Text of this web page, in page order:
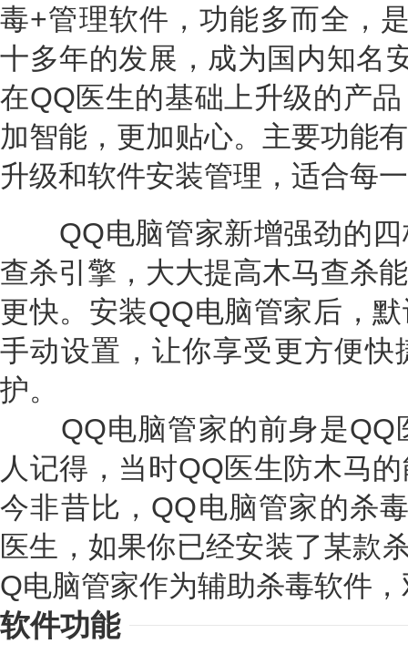
毒+管理软件，功能多而全，
十多年的发展，成为国内知名
在QQ医生的基础上升级的产
加智能，更加贴心。主要功能
升级和软件安装管理，适合每
QQ电脑管家新增强劲的四
查杀引擎，大大提高木马查杀
更快。安装QQ电脑管家后，
手动设置，让你享受更方便
护。
QQ电脑管家的前身是QQ
人记得，当时QQ医生防木马
今非昔比，QQ电脑管家的杀
医生，如果你已经安装了某款
Q电脑管家作为辅助杀毒软件
软件功能